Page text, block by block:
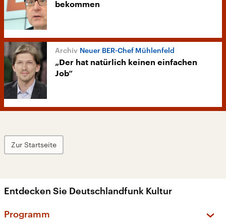
bekommen
Neuer BER-Chef Mühlenfeld
„Der hat natürlich keinen einfachen
Job“
Zur Startseite
Entdecken Sie Deutschlandfunk Kultur
Programm